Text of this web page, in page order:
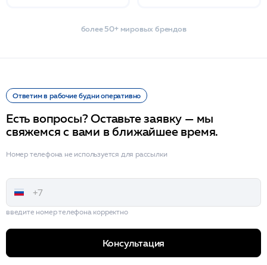
более 50+ мировых брендов
Ответим в рабочие будни оперативно
Есть вопросы? Оставьте заявку — мы
свяжемся с вами в ближайшее время.
Номер телефона не используется для рассылки
введите номер телефона корректно
Консультация